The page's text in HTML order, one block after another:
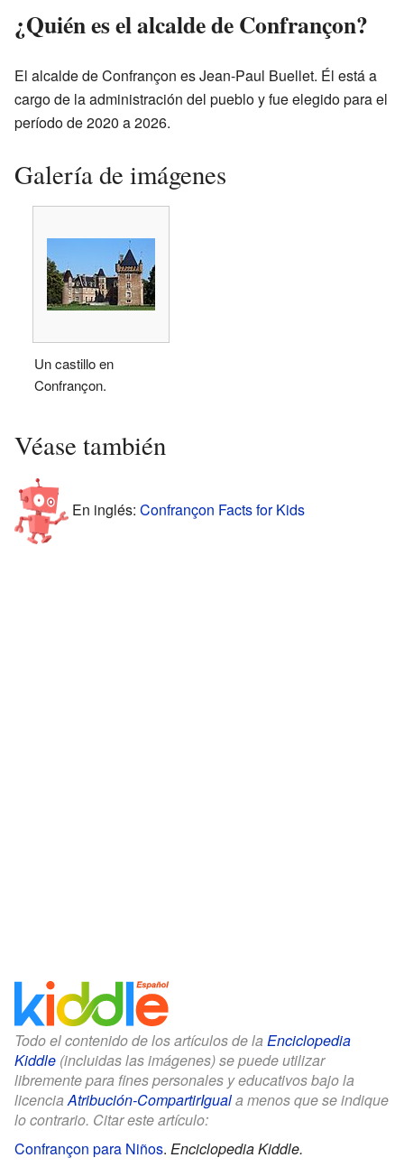
¿Quién es el alcalde de Confrançon?
El alcalde de Confrançon es Jean-Paul Buellet. Él está a
cargo de la administración del pueblo y fue elegido para el
período de 2020 a 2026.
Galería de imágenes
Un castillo en
Confrançon.
Véase también
En inglés: Confrançon Facts for Kids
Todo el contenido de los artículos de la Enciclopedia
Kiddle (incluidas las imágenes) se puede utilizar
libremente para fines personales y educativos bajo la
licenciaAtribución-CompartirIguala menos que se indique
lo contrario. Citar este artículo:
Confrançon para Niños. Enciclopedia Kiddle.